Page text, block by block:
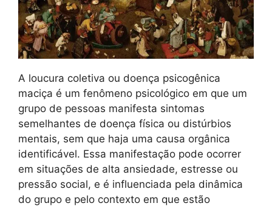
A loucura coletiva ou doença psicogênica
maciça é um fenômeno psicológico em que um
grupo de pessoas manifesta sintomas
semelhantes de doença física ou distúrbios
mentais, sem que haja uma causa orgânica
identificável. Essa manifestação pode ocorrer
em situações de alta ansiedade, estresse ou
pressão social, e é influenciada pela dinâmica
do grupo e pelo contexto em que estão